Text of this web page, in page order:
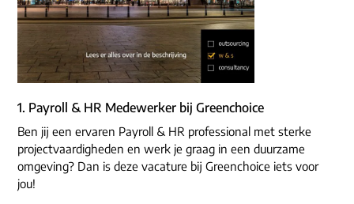
1. Payroll & HR Medewerker bij Greenchoice
Ben jij een ervaren Payroll & HR professional met sterke
projectvaardigheden en werk je graag in een duurzame
omgeving? Dan is deze vacature bij Greenchoice iets voor
jou!